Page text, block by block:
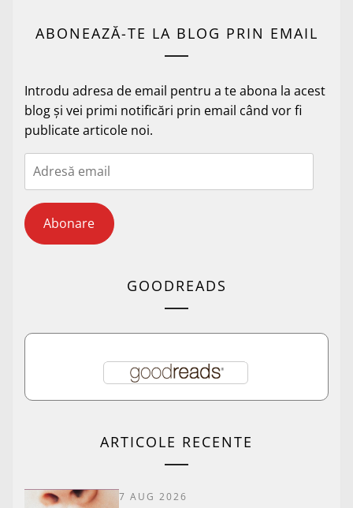
ABONEAZĂ-TE LA BLOG PRIN EMAIL
Introdu adresa de email pentru a te abona la acest
blog și vei primi notificări prin email când vor fi
publicate articole noi.
Adresă
email
Abonare
GOODREADS
ARTICOLE RECENTE
7 AUG 2026